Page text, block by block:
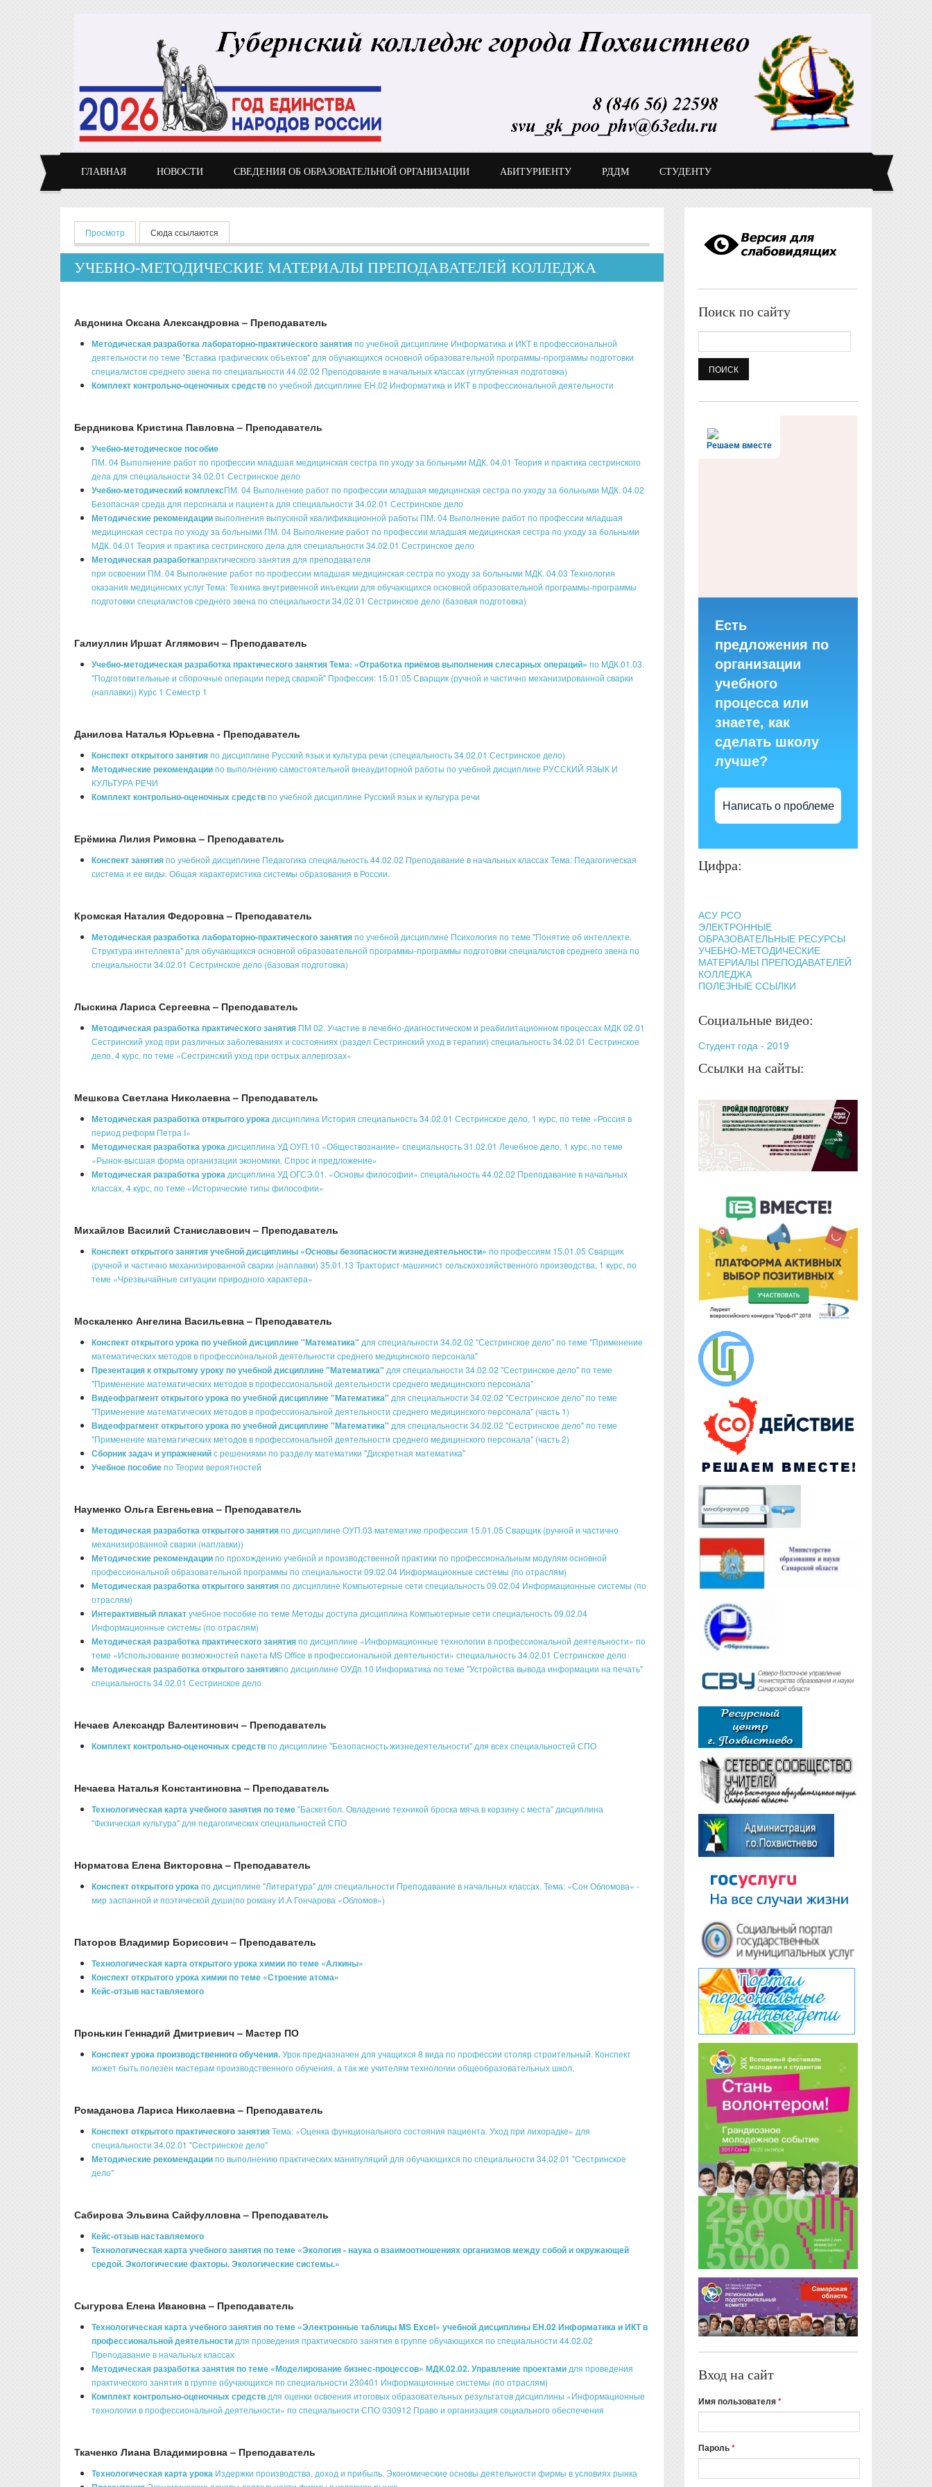
ГЛАВНАЯ НОВОСТИ СВЕДЕНИЯ ОБ ОБРАЗОВАТЕЛЬНОЙ ОРГАНИЗАЦИИ АБИТУРИЕНТУ РДДМ СТУДЕНТУ
Главные вкладки
Просмотр (активная вкладка)
Сюда ссылаются
УЧЕБНО-МЕТОДИЧЕСКИЕ МАТЕРИАЛЫ ПРЕПОДАВАТЕЛЕЙ КОЛЛЕДЖА
Авдонина Оксана Александровна – Преподаватель
Методическая разработка лабораторно-практического занятияпо учебной дисциплине Информатика и ИКТ в профессиональной
деятельности по теме "Вставка графических объектов" для обучающихся основной образовательной программы-программы подготовки
специалистов среднего звена по специальности 44.02.02 Преподование в начальных классах (углубленная подготовка)
Комплект контрольно-оценочных средствпо учебной дисциплине ЕН.02 Информатика и ИКТ в профессиональной деятельности
Бердникова Кристина Павловна – Преподаватель
Учебно-методическое пособие
ПМ. 04 Выполнение работ по профессии младшая медицинская сестра по уходу за больными МДК. 04.01 Теория и практика сестринского
дела для специальности 34.02.01 Сестринское дело
Учебно-методический комплексПМ. 04 Выполнение работ по профессии младшая медицинская сестра по уходу за больными МДК. 04.02
Безопасная среда для персонала и пациента для специальности 34.02.01 Сестринское дело
Методические рекомендациивыполнения выпускной квалификационной работы ПМ. 04 Выполнение работ по профессии младшая
медицинская сестра по уходу за больными ПМ. 04 Выполнение работ по профессии младшая медицинская сестра по уходу за больными
МДК. 04.01 Теория и практика сестринского дела для специальности 34.02.01 Сестринское дело
Методическая разработкапрактического занятия для преподавателя
при освоении ПМ. 04 Выполнение работ по профессии младшая медицинская сестра по уходу за больными МДК. 04.03 Технология
оказания медицинских услуг Тема: Техника внутривенной инъекции для обучающихся основной образовательной программы-программы
подготовки специалистов среднего звена по специальности 34.02.01 Сестринское дело (базовая подготовка)
Галиуллин Иршат Аглямович – Преподаватель
Учебно-методическая разработка практического занятия Тема: «Отработка приёмов выполнения слесарных операций» по МДК.01.03.
"Подготовительные и сборочные операции перед сваркой" Профессия: 15.01.05 Сварщик (ручной и частично механизированной сварки
(наплавки)) Курс 1 Семестр 1
Данилова Наталья Юрьевна - Преподаватель
Конспект открытого занятияпо дисциплине Русский язык и культура речи (специальность 34.02.01 Сестринское дело)
Методические рекомендациипо выполнению самостоятельной внеаудиторной работы по учебной дисциплине РУССКИЙ ЯЗЫК И
КУЛЬТУРА РЕЧИ
Комплект контрольно-оценочных средствпо учебной дисциплине Русский язык и культура речи
Ерёмина Лилия Римовна – Преподаватель
Конспект занятияпо учебной дисциплине Педагогика специальность 44.02.02 Преподавание в начальных классах Тема: Педагогическая
система и ее виды. Общая характеристика системы образования в России.
Кромская Наталия Федоровна – Преподаватель
Методическая разработка лабораторно-практического занятияпо учебной дисциплине Психология по теме "Понятие об интеллекте.
Структура интеллекта" для обучающихся основной образовательной программы-программы подготовки специалистов среднего звена по
специальности 34.02.01 Сестринское дело (базовая подготовка)
Лыскина Лариса Сергеевна – Преподаватель
Методическая разработка практического занятия ПМ 02. Участие в лечебно-диагностическом и реабилитационном процессах МДК 02.01
Сестринский уход при различных заболеваниях и состояниях (раздел Сестринский уход в терапии) специальность 34.02.01 Сестринское
дело, 4 курс, по теме «Сестринский уход при острых аллергозах»
Мешкова Светлана Николаевна – Преподаватель
Методическая разработка открытого урока дисциплина История специальность 34.02.01 Сестринское дело, 1 курс, по теме «Россия в
период реформ Петра I»
Методическая разработка урока дисциплина УД OУП.10 «Обществознание» специальность 31.02.01 Лечебное дело, 1 курс, по теме
«Рынок-высшая форма организации экономики. Спрос и предложение»
Методическая разработка урока дисциплина УД ОГСЭ.01. «Основы философии» специальность 44.02.02 Преподавание в начальных
классах, 4 курс, по теме «Исторические типы философии»
Михайлов Василий Станиславович – Преподаватель
Конспект открытого занятия учебной дисциплины «Основы безопасности жизнедеятельности» по профессиям 15.01.05 Сварщик
(ручной и частично механизированной сварки (наплавки) 35.01.13 Тракторист-машинист сельскохозяйственного производства, 1 курс, по
теме «Чрезвычайные ситуации природного характера»
Москаленко Ангелина Васильевна – Преподаватель
Конспект открытого урока по учебной дисциплине "Математика" для специальности 34.02.02 "Сестринское дело" по теме "Применение
математических методов в профессиональной деятельности среднего медицинского персонала"
Презентация к открытому уроку по учебной дисциплине "Математика" для специальности 34.02.02 "Сестринское дело" по теме
"Применение математических методов в профессиональной деятельности среднего медицинского персонала"
Видеофрагмент открытого урока по учебной дисциплине "Математика" для специальности 34.02.02 "Сестринское дело" по теме
"Применение математических методов в профессиональной деятельности среднего медицинского персонала" (часть 1)
Видеофрагмент открытого урока по учебной дисциплине "Математика" для специальности 34.02.02 "Сестринское дело" по теме
"Применение математических методов в профессиональной деятельности среднего медицинского персонала" (часть 2)
Сборник задач и упражненийс решениями по разделу математики "Дискретная математика"
Учебное пособиепо Теории вероятностей
Науменко Ольга Евгеньевна – Преподаватель
Методическая разработка открытого занятияпо дисциплине ОУП.03 математике профессия 15.01.05 Сварщик (ручной и частично
механизированной сварки (наплавки))
Методические рекомендациипо прохождению учебной и производственной практики по профессиональным модулям основной
профессиональной образовательной программы по специальности 09.02.04 Информационные системы (по отраслям)
Методическая разработка открытого занятияпо дисциплине Компьютерные сети специальность 09.02.04 Информационные системы (по
отраслям)
Интерактивный плакатучебное пособие по теме Методы доступа дисциплина Компьютерные сети специальность 09.02.04
Информационные системы (по отраслям)
Методическая разработка практического занятияпо дисциплине «Информационные технологии в профессиональной деятельности» по
теме «Использование возможностей пакета MS Office в профессиональной деятельности» специальность 34.02.01 Сестринское дело
Методическая разработка открытого занятияпо дисциплине ОУДп.10 Информатика по теме "Устройства вывода информации на печать"
специальность 34.02.01 Сестринское дело
Нечаев Александр Валентинович – Преподаватель
Комплект контрольно-оценочных средствпо дисциплине "Безопасность жизнедеятельности" для всех специальностей СПО
Нечаева Наталья Константиновна – Преподаватель
Технологическая карта учебного занятия по теме"Баскетбол. Овладение техникой броска мяча в корзину с места" дисциплина
"Физическая культура" для педагогических специальностей СПО
Норматова Елена Викторовна – Преподаватель
Конспект открытого урокапо дисциплине "Литература" для специальности Преподавание в начальных классах. Тема: «Сон Обломова» -
мир заспанной и поэтической души(по роману И.А Гончарова «Обломов»)
Паторов Владимир Борисович – Преподаватель
Технологическая карта открытого урока химии по теме «Алкины»
Конспект открытого урока химии по теме «Строение атома»
Кейс-отзыв наставляемого
Пронькин Геннадий Дмитриевич – Мастер ПО
Конспект урока производственного обучения.Урок предназначен для учащихся 8 вида по профессии столяр строительный. Конспект
может быть полезен мастерам производственного обучения, а так же учителям технологии общеобразовательных школ.
Ромаданова Лариса Николаевна – Преподаватель
Конспект открытого практического занятияТема: «Оценка функционального состояния пациента. Уход при лихорадке» для
специальности 34.02.01 "Cестринское дело"
Методические рекомендациипо выполнению практических манипуляций для обучающихся по специальности 34.02.01 "Cестринское
дело"
Сабирова Эльвина Сайфулловна – Преподаватель
Кейс-отзыв наставляемого
Технологическая карта учебного занятия по теме «Экология - наука о взаимоотношениях организмов между собой и окружающей
средой. Экологические факторы. Экологические системы.»
Сыгурова Елена Ивановна – Преподаватель
Технологическая карта учебного занятия по теме «Электронные таблицы MS Excel» учебной дисциплины ЕН.02 Информатика и ИКТ в
профессиональной деятельности для проведения практического занятия в группе обучающихся по специальности 44.02.02
Преподавание в начальных классах
Методическая разработка занятия по теме «Моделирование бизнес-процессов» МДК.02.02. Управление проектами для проведения
практического занятия в группе обучающихся по специальности 230401 Информационные системы (по отраслям)
Комплект контрольно-оценочных средств для оценки освоения итоговых образовательных результатов дисциплины «Информационные
технологии в профессиональной деятельности» по специальности СПО 030912 Право и организация социального обеспечения
Ткаченко Лиана Владимировна – Преподаватель
Технологическая карта урока Издержки производства, доход и прибыль. Экономические основы деятельности фирмы в условиях рынка
Поиск по сайту
Решаем вместе
Есть
предложения по
организации
учебного
процесса или
знаете, как
сделать школу
лучше?
Написать о проблеме
Цифра:
АСУ РСО
ЭЛЕКТРОННЫЕ
ОБРАЗОВАТЕЛЬНЫЕ РЕСУРСЫ
УЧЕБНО-МЕТОДИЧЕСКИЕ
МАТЕРИАЛЫ ПРЕПОДАВАТЕЛЕЙ
КОЛЛЕДЖА
ПОЛЕЗНЫЕ ССЫЛКИ
Социальные видео:
Студент года - 2019
Ссылки на сайты:
Вход на сайт
Имя пользователя*
Пароль*